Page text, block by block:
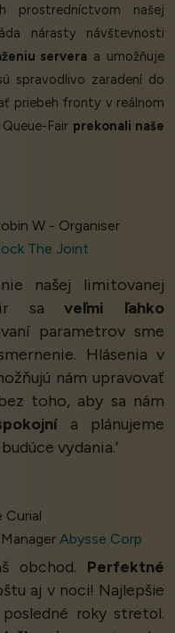
prostredníctvom našej
nárasty návštevnosti
servera a umožňuje
spravodlivo zaradení do
priebeh fronty v reálnom
Fair prekonali naše
W - Organiser
The Joint
našej limitovanej
saveľmi ľahko
parametrov sme
Hlásenia v
nám upravovať
toho, aby sa nám
a plánujeme
vydania.’
Curial
Abysse Corp
obchod. Perfektné
aj v noci! Najlepšie
roky stretol.